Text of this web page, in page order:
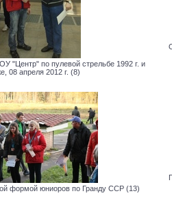
"Центр" по пулевой стрельбе 1992 г. и
08 апреля 2012 г. (8)
формой юниоров по Гранду ССР (13)